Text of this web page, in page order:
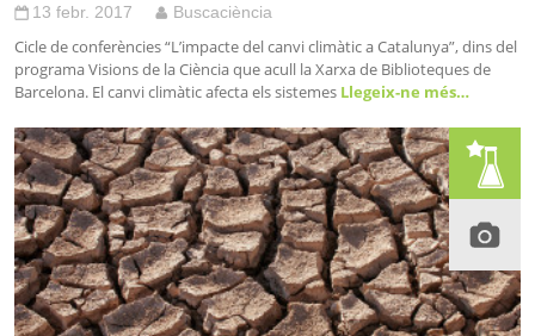
13 febr. 2017 Buscaciència
Cicle de conferències “L’impacte del canvi climàtic a Catalunya”, dins del
programa Visions de la Ciència que acull la Xarxa de Biblioteques de
Barcelona. El canvi climàtic afecta els sistemes Llegeix-ne més…